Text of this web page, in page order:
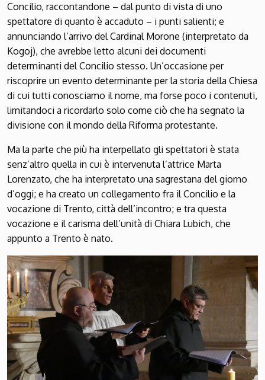
Concilio, raccontandone – dal punto di vista di uno
spettatore di quanto è accaduto – i punti salienti; e
annunciando l’arrivo del Cardinal Morone (interpretato da
Kogoj), che avrebbe letto alcuni dei documenti
determinanti del Concilio stesso. Un’occasione per
riscoprire un evento determinante per la storia della Chiesa
di cui tutti conosciamo il nome, ma forse poco i contenuti,
limitandoci a ricordarlo solo come ciò che ha segnato la
divisione con il mondo della Riforma protestante.
Ma la parte che più ha interpellato gli spettatori è stata
senz’altro quella in cui è intervenuta l’attrice Marta
Lorenzato, che ha interpretato una sagrestana del giorno
d’oggi; e ha creato un collegamento fra il Concilio e la
vocazione di Trento, città dell’incontro; e tra questa
vocazione e il carisma dell’unità di Chiara Lubich, che
appunto a Trento è nato.